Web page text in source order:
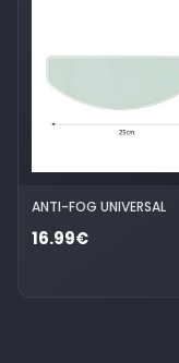
ANTI-FOG UNIVERSAL
16.99€